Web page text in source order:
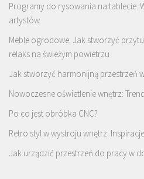
Programy do rysowania na tablecie:
artystów
Meble ogrodowe: Jak stworzyć
relaks na świeżym powietrzu
Jak stworzyć harmonijną przestrzeń
Nowoczesne oświetlenie wnętrz:
Po co jest obróbka CNC?
Retro styl w wystroju wnętrz:
Jak urządzić przestrzeń do pracy w